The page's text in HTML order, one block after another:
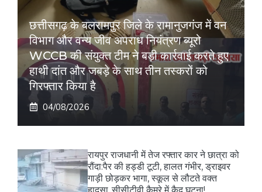
छत्तीसगढ़ के बलरामपुर जिले के रामानुजगंज में वन
विभाग और वन्य जीव अपराध नियंत्रण ब्यूरो
WCCB की संयुक्त टीम ने बड़ी कार्रवाई करते हुए
हाथी दांत और जबड़े के साथ तीन तस्करों को
गिरफ्तार किया है
04/08/2026
रायपुर राजधानी में तेज रफ्तार कार ने छात्रा को
रौंदा:पैर की हड्डी टूटी, हालत गंभीर, ड्राइवर
गाड़ी छोड़कर भागा, स्कूल से लौटते वक्त